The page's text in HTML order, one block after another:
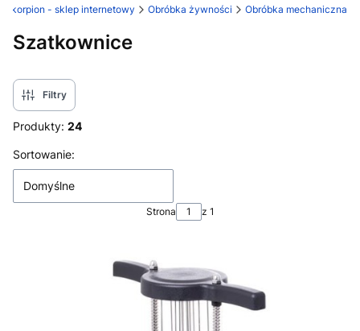
Skorpion - sklep internetowy Obróbka żywności Obróbka mechaniczna
Szatkownice
Filtry
Produkty: 24
Lista produktów
Sortowanie:
Domyślne
Strona z 1